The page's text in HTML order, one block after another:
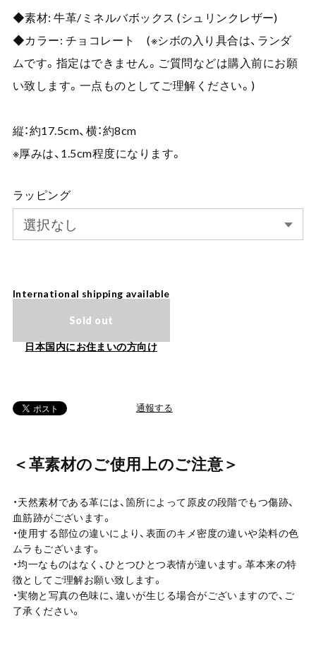
◆素材: 牛革/ミネルバボックス (シュリンクレザー)
◆カラー: チョコレート (※シボの入り具合は、ランダ
ムです。指定はできません。ご質問などは購入前にお願
い致します。一点ものとしてご理解ください。)
縦：約17.5cm、横：約8cm
※厚みは、1.5cm程度になります。
ラッピング
International shipping available
Sold out
日本国内にお住まいの方向け
通報する
＜革素材のご使用上のご注意＞
・天然素材である革には、箇所によって原皮の段階でもつ傷跡、
血筋跡がございます。
・使用する部位の違いにより、表面のキメ密度の違いや染料の色
ムラもございます。
・均一なものはなく、ひとつひとつ表情が違います。革本来の特
徴としてご理解お願い致します。
・実物と写真の色味に、違いが生じる場合がございますので、ご
了承ください。